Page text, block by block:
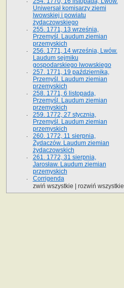
Uniwersał komisarzy ziemi
lwowskiej i powiatu
żydaczowskiego
255. 1771, 13 września,
Przemyśl. Laudum ziemian
przemyskich
256. 1771, 14 września, Lwów.
Laudum sejmiku
gospodarskiego lwowskiego
257. 1771, 19 października,
Przemyśl. Laudum ziemian
przemyskich
258. 1771, 6 listopada,
Przemyśl. Laudum ziemian
przemyskich
259. 1772, 27 stycznia,
Przemyśl. Laudum ziemian
przemyskich
260. 1772, 11 sierpnia,
Żydaczów. Laudum ziemian
żydaczowskich
261. 1772, 31 sierpnia,
Jarosław. Laudum ziemian
przemyskich
Corrigenda
zwiń wszystkie
rozwiń wszystkie